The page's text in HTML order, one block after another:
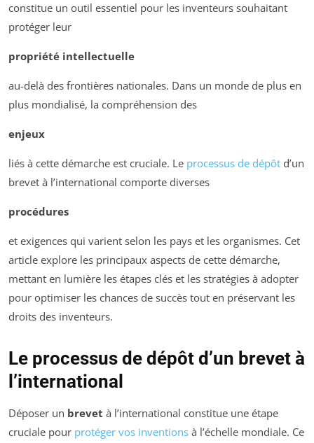
constitue un outil essentiel pour les inventeurs souhaitant
protéger leur
propriété intellectuelle
au-delà des frontières nationales. Dans un monde de plus en
plus mondialisé, la compréhension des
enjeux
liés à cette démarche est cruciale. Le processus de dépôt d’un
brevet à l’international comporte diverses
procédures
et exigences qui varient selon les pays et les organismes. Cet
article explore les principaux aspects de cette démarche,
mettant en lumière les étapes clés et les stratégies à adopter
pour optimiser les chances de succès tout en préservant les
droits des inventeurs.
Le processus de dépôt d’un brevet à
l’international
Déposer un brevet à l’international constitue une étape
cruciale pour protéger vos inventions à l’échelle mondiale. Ce